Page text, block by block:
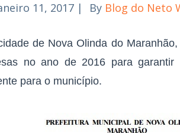
11, 2017 | By Blog do Neto
de Nova Olinda do
no ano de 2016 para
para o município.